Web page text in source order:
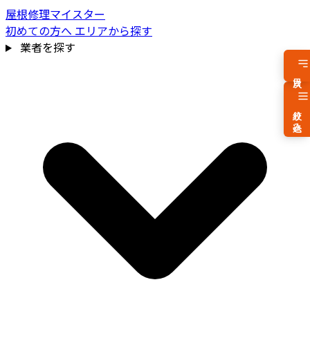
屋根修理マイスター
初めての方へ エリアから探す
業者を探す
費用相場を見る
絞り込み